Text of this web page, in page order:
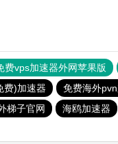
费vps加速器外网苹果版
费)加速器 免费海外
梯子官网 海鸥加速器